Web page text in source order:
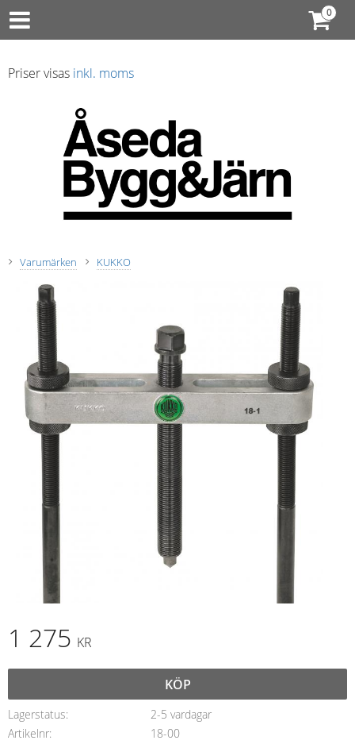
Priser visas inkl. moms
Varumärken KUKKO
1 275 KR
KÖP
Lagerstatus
2-5 vardagar
Artikelnr
18-00